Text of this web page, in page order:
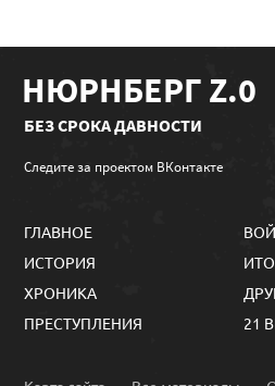
НЮРНБЕРГ Z.0
БЕЗ СРОКА ДАВНОСТИ
Следите за проектом ВКонтакте
ГЛАВНОЕ
ИСТОРИЯ
ХРОНИКА
ПРЕСТУПЛЕНИЯ
21